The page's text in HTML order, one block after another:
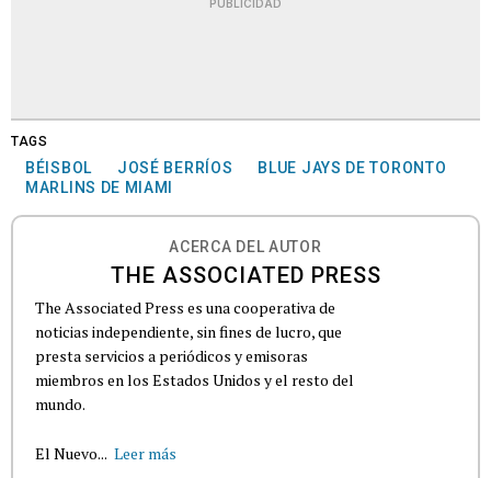
PUBLICIDAD
TAGS
BÉISBOL JOSÉ BERRÍOS
BLUE JAYS DE TORONTO
MARLINS DE MIAMI
ACERCA DEL AUTOR
THE ASSOCIATED PRESS
The Associated Press es una cooperativa de
noticias independiente, sin fines de lucro, que
presta servicios a periódicos y emisoras
miembros en los Estados Unidos y el resto del
mundo.
El Nuevo... Leer más